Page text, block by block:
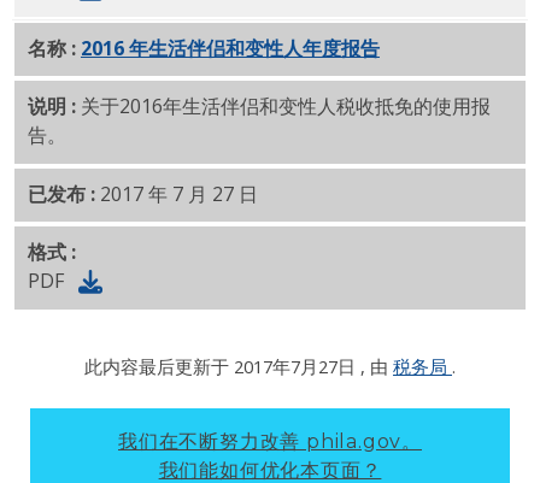
名称 : 2016 年生活伴侣和变性人年度报告PDF
说明 : 关于2016年生活伴侣和变性人税收抵免的使用报
告。
已发布 : 2017 年 7 月 27 日
格式 :
PDF
此内容最后更新于 2017年7月27日 , 由 税务局 .
我们在不断努力改善 phila.gov。
我们能如何优化本页面？